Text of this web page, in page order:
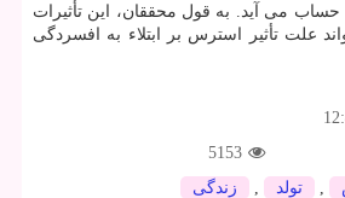
می آید. به قول محققان، این تأثیرات
علت تأثیر استرس بر ابتلاء به افسردگی
5153
تولد زندگی